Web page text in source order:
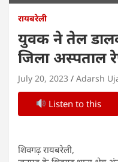
रायबरेली
युवक ने तेल
जिला अस्पताल
July 20, 2023 Adarsh
Listen to this
शिवगढ़ रायबरेली,